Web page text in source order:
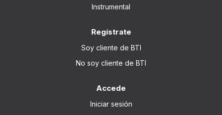
Instrumental
Regístrate
Soy cliente de BTI
No soy cliente de BTI
Accede
Iniciar sesión